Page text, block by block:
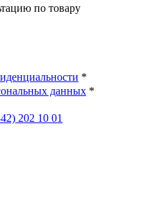
по товару
*
данных *
202 10 01